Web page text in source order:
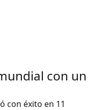
con un
con éxito en 11